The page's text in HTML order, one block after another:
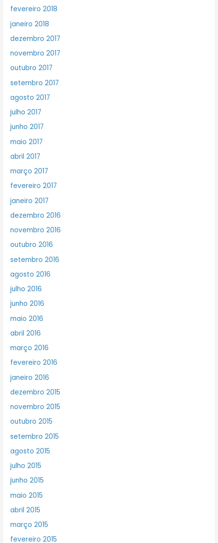
fevereiro 2018
janeiro 2018
dezembro 2017
novembro 2017
outubro 2017
setembro 2017
agosto 2017
julho 2017
junho 2017
maio 2017
abril 2017
março 2017
fevereiro 2017
janeiro 2017
dezembro 2016
novembro 2016
outubro 2016
setembro 2016
agosto 2016
julho 2016
junho 2016
maio 2016
abril 2016
março 2016
fevereiro 2016
janeiro 2016
dezembro 2015
novembro 2015
outubro 2015
setembro 2015
agosto 2015
julho 2015
junho 2015
maio 2015
abril 2015
março 2015
fevereiro 2015